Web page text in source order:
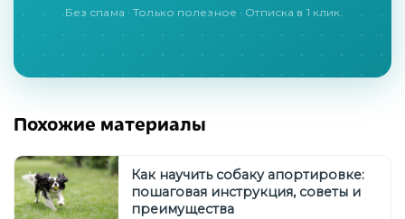
Без спама · Только полезное · Отписка в 1 клик
Похожие материалы
Как научить собаку апортировке:
пошаговая инструкция, советы и
преимущества